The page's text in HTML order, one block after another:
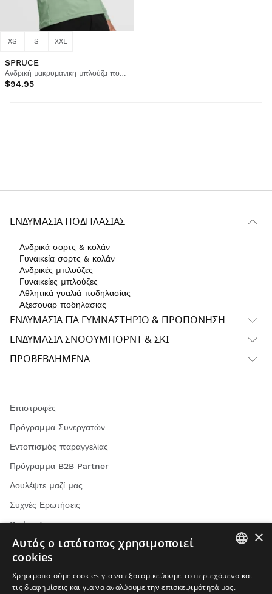
XS S XXL
SPRUCE
Ανδρική μακρυμάνικη μπλούζα ποδηλασίας gravel
$94.95
ΕΝΔΥΜΑΣΊΑ ΠΟΔΗΛΑΣΊΑΣ
Ανδρικά σορτς & κολάν
Γυναικεία σορτς & κολάν
Ανδρικές μπλούζες
Γυναικείες μπλούζες
Αθλητικά γυαλιά ποδηλασίας
Αξεσουαρ ποδηλασιας
ΕΝΔΥΜΑΣΊΑ ΓΙΑ ΓΥΜΝΑΣΤΉΡΙΟ & ΠΡΟΠΌΝΗΣΗ
ΕΝΔΥΜΑΣΊΑ ΣΝΌΟΥΜΠΟΡΝΤ & ΣΚΙ
ΠΡΟΒΕΒΛΗΜΈΝΑ
Επιστροφές
Πρόγραμμα Συνεργατών
Εντοπισμός παραγγελίας
Πρόγραμμα B2B Partner
Δουλέψτε μαζί μας
Συχνές Ερωτήσεις
Podcast
Επικοινωνία
Ιστολόγιο
Βρείτε το κατάστημα Siroko σας
ENGLISH
×
Αυτός ο ιστότοπος χρησιμοποιεί
cookies
Χρησιμοποιούμε cookies για να εξατομικεύουμε το περιεχόμενο και
τις διαφημίσεις και για να αναλύουμε την επισκεψιμότητά μας.